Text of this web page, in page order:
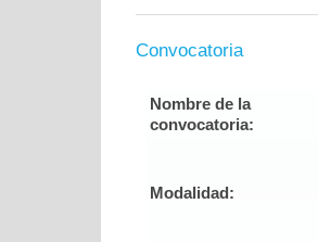
Convocatoria
Nombre de la
convocatoria:
Modalidad: